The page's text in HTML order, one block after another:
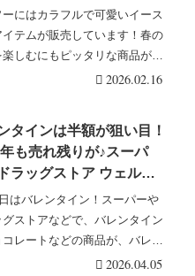
ズも充実♡ディズニーの
ターエッグも！
ーにはカラフルで可愛いイース
イテムが販売しています！春の
しむにもピッタリな商品がラ
ップ。部屋を・・・続きを読む
2026.02.16
タインは半額が狙い目！
も売れ残りが♪スーパ
ラッグストア ウェルシ
買い得♡ゲット報告まと
はバレンタイン！スーパーや
グストアなどで、バレンタイン
レートなどの商品が、バレン
直前から当・・・続きを読む
2026.04.05